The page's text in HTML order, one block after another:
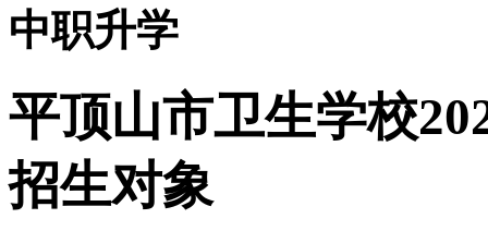
中职升学
平顶山市卫生学校
招生对象